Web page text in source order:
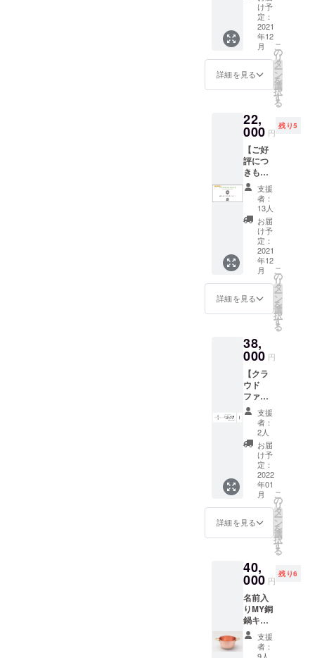
のみ使
用可能
です
12月上
旬〜中
旬、新
店舗プ
レオー
プン期
間に特
別にご
招待さ
きま
す。 ※
日程詳
細は
メール
にてお
送り致
しま
す。
け予
定：
2021
年12
月
詳細を見る
こ
の
リ
タ
ー
ン
を
選
択
す
る
22,
000 円
残り5
【ご好
評につ
きもう1
日追加
させて
頂きま
す】
しゃぶ
しゃぶ
藤、新
店舗レ
セプ
ション
招待券
（2日
目） 12
旬〜中
旬、新
店舗プ
レオー
プン期
間に特
別にご
招待さ
せて頂
きま
す。 ※
日程詳
細は
メール
にてお
送り致
しま
支援
者：
13人
お届
け予
定：
2021
年12
月
詳細を見る
こ
の
リ
タ
ー
ン
を
選
択
す
る
38,
000 円
【クラ
ウド
ファン
ディン
グ限
定】
しゃぶ
しゃぶ
藤オリ
ジナル
クーポ
ン5000
円分×8
枚セッ
ト 利用
可能期
2022年
1月〜
2022年
6月まで
※クーポ
ンは1グ
ループ1
会計に
つき1枚
支援
者：
2人
お届
け予
定：
2022
年01
月
詳細を見る
こ
の
リ
タ
ー
ン
を
選
択
す
る
40,
000 円
残り6
名前入
りMY銅
鍋キー
プ権
ネーム
プレー
支援
者：
9人